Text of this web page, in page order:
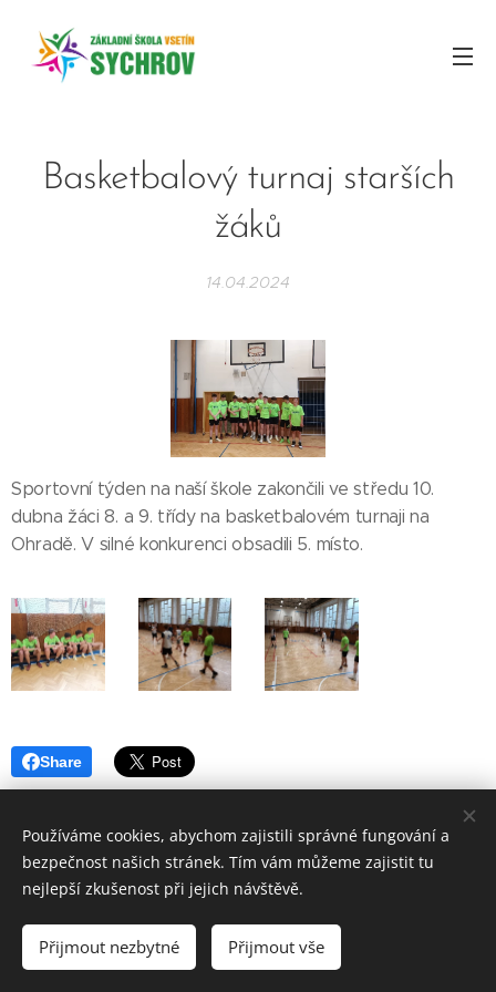
Basketbalový turnaj starších
žáků
14.04.2024
Sportovní týden na naší škole zakončili ve středu 10.
dubna žáci 8. a 9. třídy na basketbalovém turnaji na
Ohradě. V silné konkurenci obsadili 5. místo.
Share
© 2017ZÁKLADNÍ ŠKOLA VSETÍN, SYCHROV 97.
Vytvořeno službou Webnode
Používáme cookies, abychom zajistili správné fungování a
bezpečnost našich stránek. Tím vám můžeme zajistit tu
nejlepší zkušenost při jejich návštěvě.
Přijmout nezbytné Přijmout vše